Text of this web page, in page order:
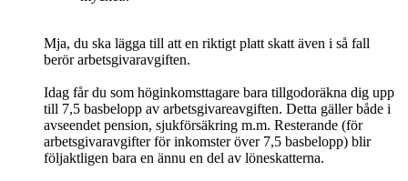
Mja, du ska lägga till att en riktigt platt skatt även i så fall
berör arbetsgivaravgiften.
Idag får du som höginkomsttagare bara tillgodoräkna dig upp
till 7,5 basbelopp av arbetsgivareavgiften. Detta gäller både i
avseendet pension, sjukförsäkring m.m. Resterande (för
arbetsgivaravgifter för inkomster över 7,5 basbelopp) blir
följaktligen bara en ännu en del av löneskatterna.